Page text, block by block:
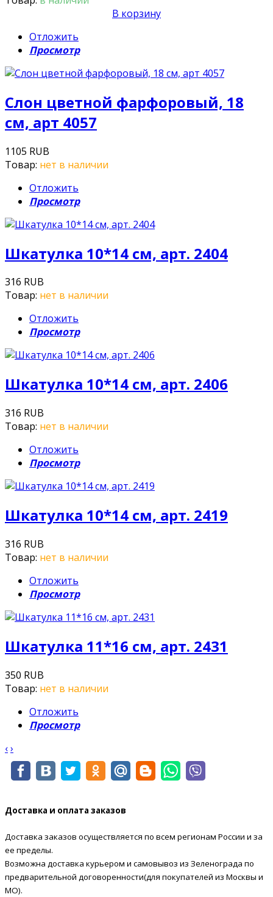
В корзину
Отложить
Просмотр
Слон цветной фарфоровый, 18
см, арт 4057
1105 RUB
Товар: нет в наличии
Отложить
Просмотр
Шкатулка 10*14 см, арт. 2404
316 RUB
Товар: нет в наличии
Отложить
Просмотр
Шкатулка 10*14 см, арт. 2406
316 RUB
Товар: нет в наличии
Отложить
Просмотр
Шкатулка 10*14 см, арт. 2419
316 RUB
Товар: нет в наличии
Отложить
Просмотр
Шкатулка 11*16 см, арт. 2431
350 RUB
Товар: нет в наличии
Отложить
Просмотр
‹›
Доставка и оплата заказов
Доставка заказов осуществляется по всем регионам России и за
ее пределы.
Возможна доставка курьером и самовывоз из Зеленограда по
предварительной договоренности(для покупателей из Москвы и
МО).